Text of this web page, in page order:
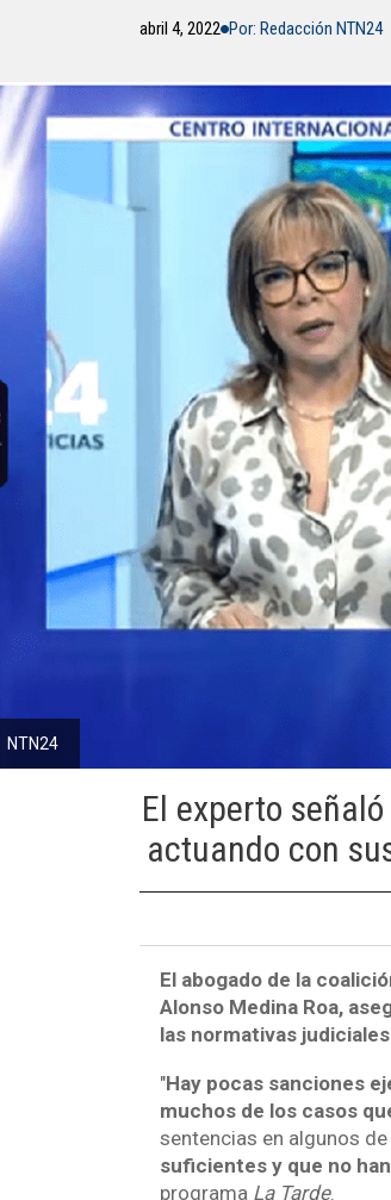
abril 4, 2022 Por: Redacción NTN24
NTN24
El experto
actuando con
El abogado de la
Alonso Medina Roa,
las normativas
"Hay pocas sanciones
muchos de los casos
sentencias en algunos
suficientes y que no
programa La Tarde.